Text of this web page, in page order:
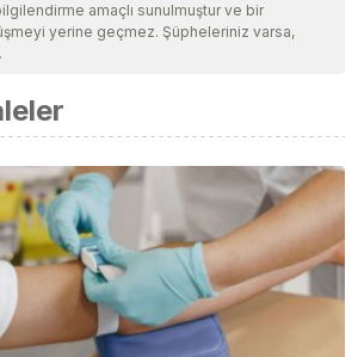
amaçlı sunulmuştur ve bir
yerine geçmez. Şüpheleriniz varsa,